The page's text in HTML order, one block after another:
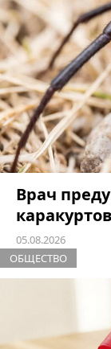
Врач
05.08.2026
ОБЩЕСТВО